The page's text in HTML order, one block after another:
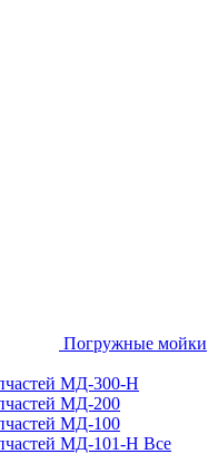
Погружные мойки
МД-300-H
МД-200
МД-100
МД-101-Н Все